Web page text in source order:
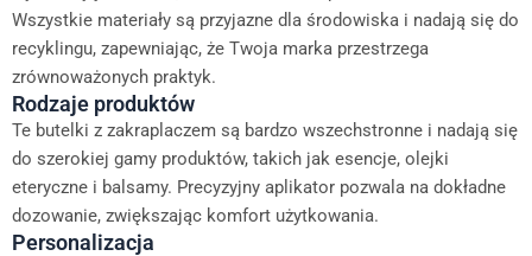
Wszystkie materiały są przyjazne dla środowiska i nadają się do
recyklingu, zapewniając, że Twoja marka przestrzega
zrównoważonych praktyk.
Rodzaje produktów
Te butelki z zakraplaczem są bardzo wszechstronne i nadają się
do szerokiej gamy produktów, takich jak esencje, olejki
eteryczne i balsamy. Precyzyjny aplikator pozwala na dokładne
dozowanie, zwiększając komfort użytkowania.
Personalizacja